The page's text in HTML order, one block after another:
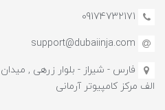
09174732171
support@dubaiinja.com
الف مرکز کامپیوتر آرمانی